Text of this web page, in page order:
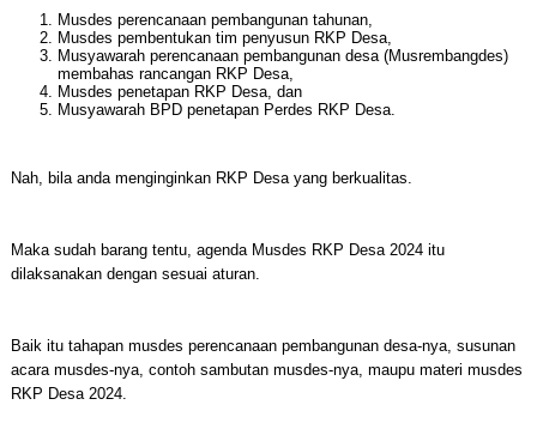
Musdes perencanaan pembangunan tahunan,
Musdes pembentukan tim penyusun RKP Desa,
Musyawarah perencanaan pembangunan desa (Musrembangdes)
membahas rancangan RKP Desa,
Musdes penetapan RKP Desa, dan
Musyawarah BPD penetapan Perdes RKP Desa.
Nah, bila anda menginginkan RKP Desa yang berkualitas.
Maka sudah barang tentu, agenda Musdes RKP Desa 2024 itu
dilaksanakan dengan sesuai aturan.
Baik itu tahapan musdes perencanaan pembangunan desa-nya, susunan
acara musdes-nya, contoh sambutan musdes-nya, maupu materi musdes
RKP Desa 2024.